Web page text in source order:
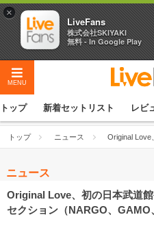
MENU
トップ 新着セットリスト レビ
トップ ニュース Original Love
ニュース
Original Love、初の日本武道
セクション（NARGO、GAMO
×
LiveFans
株式会社SKIYAKI
無料 - In Google Play